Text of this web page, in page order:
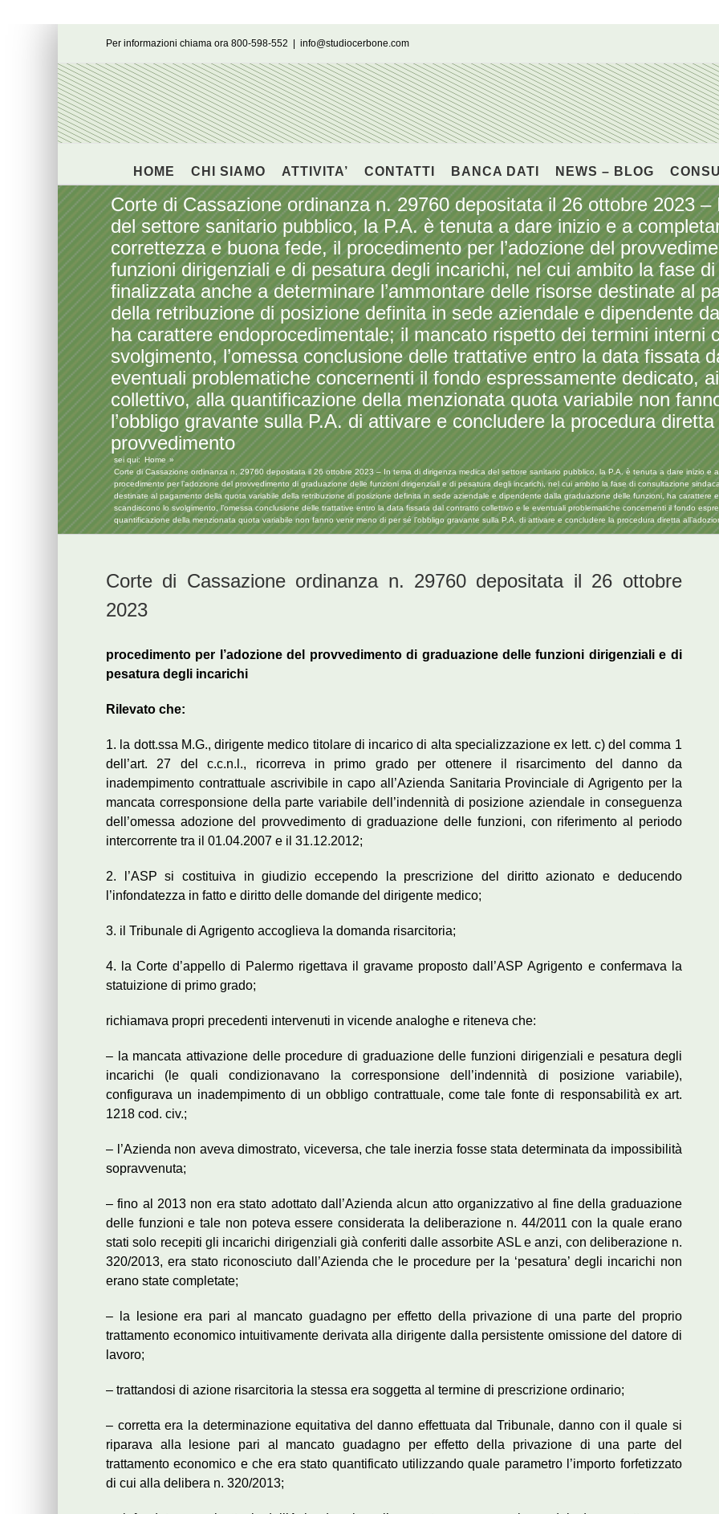
Per informazioni chiama ora 800-598-552 info@studiocerbone.com
HOME CHI SIAMO ATTIVITA’ CONTATTI BANCA DATI NEWS – BLOG
Corte di Cassazione ordinanza n. 29760 depositata il 26 ottobre 2023
del settore sanitario pubblico, la P.A. è tenuta a dare inizio e a
correttezza e buona fede, il procedimento per l’adozione del
funzioni dirigenziali e di pesatura degli incarichi, nel cui ambito la fase
finalizzata anche a determinare l’ammontare delle risorse destinate al
della retribuzione di posizione definita in sede aziendale e dipendente
ha carattere endoprocedimentale; il mancato rispetto dei termini interni
svolgimento, l’omessa conclusione delle trattative entro la data fissata
eventuali problematiche concernenti il fondo espressamente dedicato,
collettivo, alla quantificazione della menzionata quota variabile non
l’obbligo gravante sulla P.A. di attivare e concludere la procedura diretta
provvedimento
sei qui: Home
Corte di Cassazione ordinanza n. 29760 depositata il 26 ottobre 2023 – In tema di dirigenza medica del settore sanitario pubblico, la P.A. è tenuta a dare inizio e
procedimento per l’adozione del provvedimento di graduazione delle funzioni dirigenziali e di pesatura degli incarichi, nel cui ambito la fase di consultazione
destinate al pagamento della quota variabile della retribuzione di posizione definita in sede aziendale e dipendente dalla graduazione delle funzioni, ha carattere
scandiscono lo svolgimento, l’omessa conclusione delle trattative entro la data fissata dal contratto collettivo e le eventuali problematiche concernenti il fondo
quantificazione della menzionata quota variabile non fanno venir meno di per sé l’obbligo gravante sulla P.A. di attivare e concludere la procedura diretta
Corte di Cassazione ordinanza n. 29760 depositata il 26 ottobre
2023
procedimento per l’adozione del provvedimento di graduazione delle funzioni dirigenziali e di
pesatura degli incarichi
Rilevato che:
1. la dott.ssa M.G., dirigente medico titolare di incarico di alta specializzazione ex lett. c) del comma 1
dell’art. 27 del c.c.n.l., ricorreva in primo grado per ottenere il risarcimento del danno da
inadempimento contrattuale ascrivibile in capo all’Azienda Sanitaria Provinciale di Agrigento per la
mancata corresponsione della parte variabile dell’indennità di posizione aziendale in conseguenza
dell’omessa adozione del provvedimento di graduazione delle funzioni, con riferimento al periodo
intercorrente tra il 01.04.2007 e il 31.12.2012;
2. l’ASP si costituiva in giudizio eccependo la prescrizione del diritto azionato e deducendo
l’infondatezza in fatto e diritto delle domande del dirigente medico;
3. il Tribunale di Agrigento accoglieva la domanda risarcitoria;
4. la Corte d’appello di Palermo rigettava il gravame proposto dall’ASP Agrigento e confermava la
statuizione di primo grado;
richiamava propri precedenti intervenuti in vicende analoghe e riteneva che:
– la mancata attivazione delle procedure di graduazione delle funzioni dirigenziali e pesatura degli
incarichi (le quali condizionavano la corresponsione dell’indennità di posizione variabile),
configurava un inadempimento di un obbligo contrattuale, come tale fonte di responsabilità ex art.
1218 cod. civ.;
– l’Azienda non aveva dimostrato, viceversa, che tale inerzia fosse stata determinata da impossibilità
sopravvenuta;
– fino al 2013 non era stato adottato dall’Azienda alcun atto organizzativo al fine della graduazione
delle funzioni e tale non poteva essere considerata la deliberazione n. 44/2011 con la quale erano
stati solo recepiti gli incarichi dirigenziali già conferiti dalle assorbite ASL e anzi, con deliberazione n.
320/2013, era stato riconosciuto dall’Azienda che le procedure per la ‘pesatura’ degli incarichi non
erano state completate;
– la lesione era pari al mancato guadagno per effetto della privazione di una parte del proprio
trattamento economico intuitivamente derivata alla dirigente dalla persistente omissione del datore di
lavoro;
– trattandosi di azione risarcitoria la stessa era soggetta al termine di prescrizione ordinario;
– corretta era la determinazione equitativa del danno effettuata dal Tribunale, danno con il quale si
riparava alla lesione pari al mancato guadagno per effetto della privazione di una parte del
trattamento economico e che era stato quantificato utilizzando quale parametro l’importo forfetizzato
di cui alla delibera n. 320/2013;